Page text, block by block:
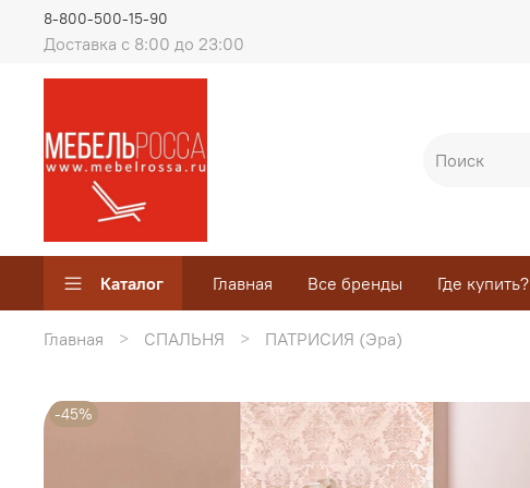
Доставка с 8:00 до 23:00
8-800-500-15-90
Каталог Главная Все бренды Где купить?
Главная СПАЛЬНЯ ПАТРИСИЯ (Эра)
-45%